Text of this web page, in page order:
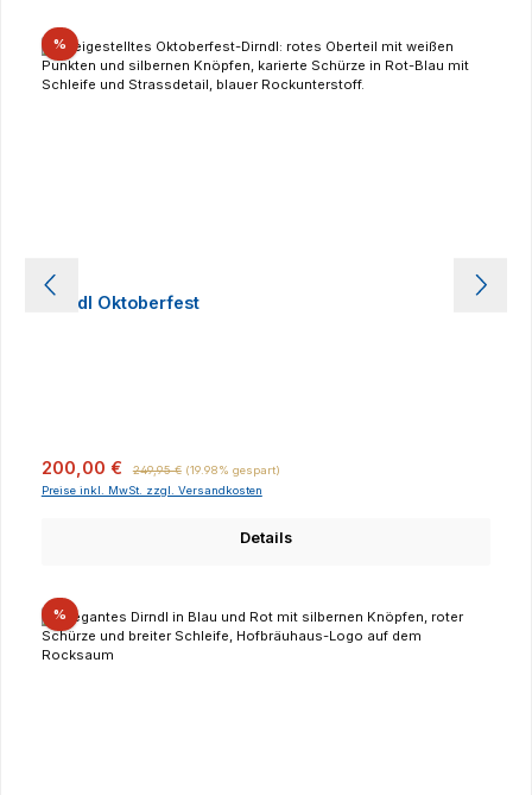
%Rabatt
Dirndl Oktoberfest
Verkaufspreis:
200,00 € 249,95 € (19.98% gespart)
Preise inkl. MwSt. zzgl. Versandkosten
Details
%Rabatt